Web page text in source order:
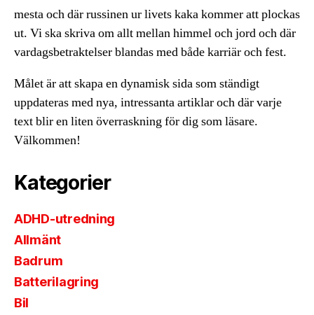
mesta och där russinen ur livets kaka kommer att plockas
ut. Vi ska skriva om allt mellan himmel och jord och där
vardagsbetraktelser blandas med både karriär och fest.
Målet är att skapa en dynamisk sida som ständigt
uppdateras med nya, intressanta artiklar och där varje
text blir en liten överraskning för dig som läsare.
Välkommen!
Kategorier
ADHD-utredning
Allmänt
Badrum
Batterilagring
Bil